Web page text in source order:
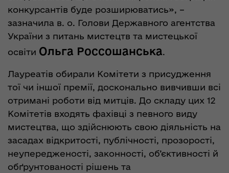
конкурсантів буде розширюватись», –
зазначила в. о. Голови Державного агентства
України з питань мистецтв та мистецької
освіти Ольга Россошанська.
Лауреатів обирали Комітети з присудження
тої чи іншої премії, досконально вивчивши всі
отримані роботи від митців. До складу цих 12
Комітетів входять фахівці з певного виду
мистецтва, що здійснюють свою діяльність на
засадах відкритості, публічності, прозорості,
неупередженості, законності, об’єктивності й
обґрунтованості рішень та